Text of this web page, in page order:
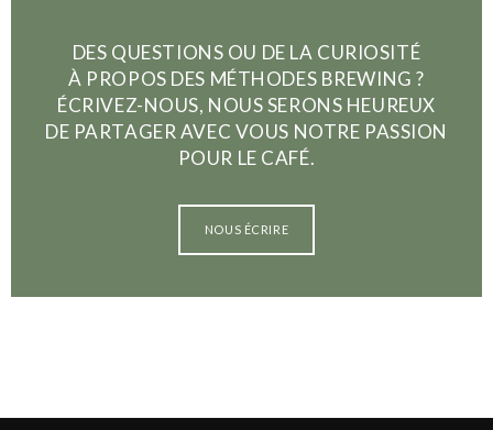
DES QUESTIONS OU DE LA CURIOSITÉ
À PROPOS DES MÉTHODES BREWING ?
ÉCRIVEZ-NOUS, NOUS SERONS HEUREUX
DE PARTAGER AVEC VOUS NOTRE PASSION
POUR LE CAFÉ.
NOUS ÉCRIRE